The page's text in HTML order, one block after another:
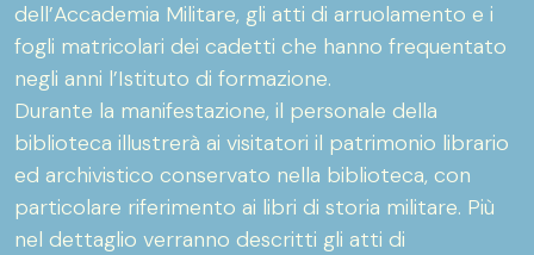
dell’Accademia Militare, gli atti di arruolamento e i
fogli matricolari dei cadetti che hanno frequentato
negli anni l’Istituto di formazione.
Durante la manifestazione, il personale della
biblioteca illustrerà ai visitatori il patrimonio librario
ed archivistico conservato nella biblioteca, con
particolare riferimento ai libri di storia militare. Più
nel dettaglio verranno descritti gli atti di